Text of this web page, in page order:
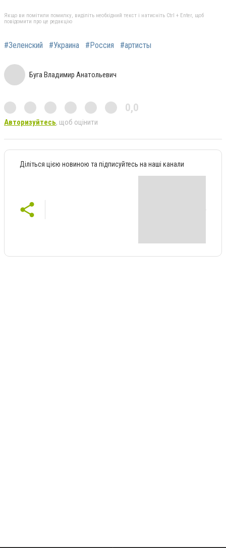
Якщо ви помітили помилку, виділіть необхідний текст і натисніть Ctrl + Enter, щоб
повідомити про це редакцію
#Зеленский #Украина #Россия #артисты
Буга Владимир Анатольевич
0,0
Авторизуйтесь, щоб оцінити
Діліться цією новиною та підписуйтесь на наші канали